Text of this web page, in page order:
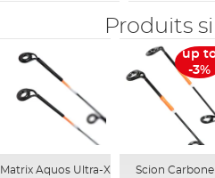
Produits
Matrix Aquos Ultra-X
up
-3%
Scion Carbone